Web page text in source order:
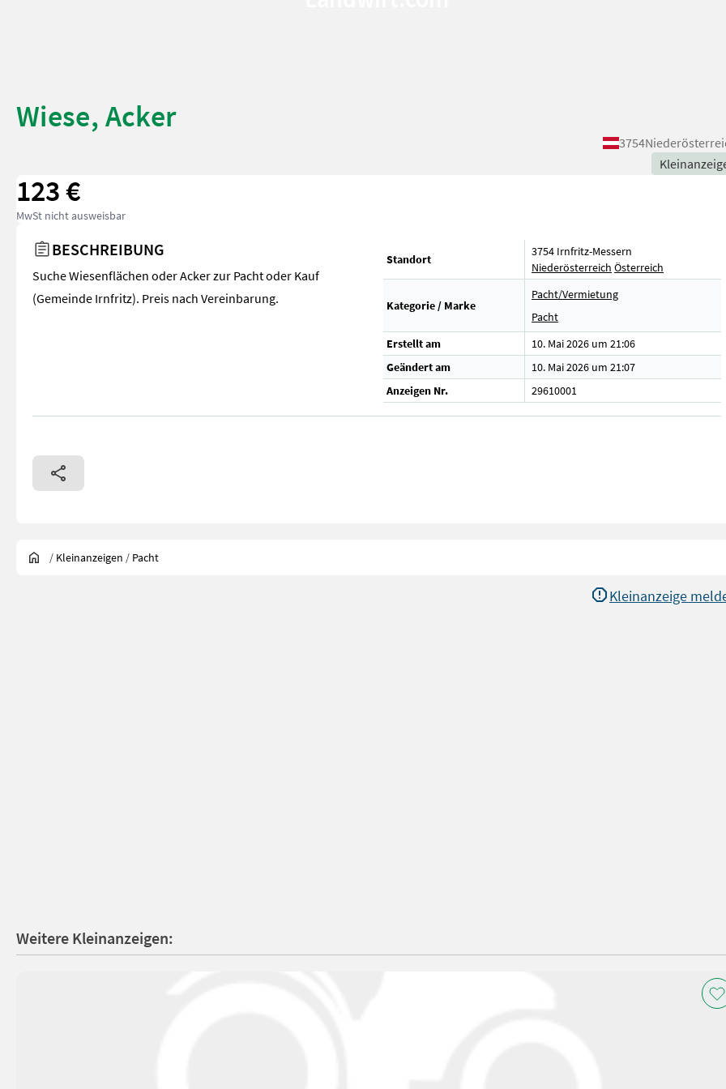
Wiese, Acker
3754
123 €
MwSt nicht ausweisbar
BESCHREIBUNG
Suche Wiesenflächen oder Acker zur Pacht oder Kauf
(Gemeinde Irnfritz). Preis nach Vereinbarung.
Standort
3754 Irnfritz-Messern
Niederösterreich Österreich
Kategorie / Marke
Pacht/Vermietung
Pacht
Erstellt am
10. Mai 2026 um 21:06
Geändert am
10. Mai 2026 um 21:07
Anzeigen Nr.
29610001
/ Kleinanzeigen / Pacht
Kleinanzeige
Weitere Kleinanzeigen: